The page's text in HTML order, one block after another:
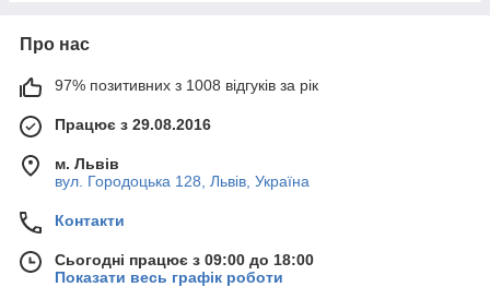
Про нас
97% позитивних з 1008 відгуків за рік
Працює з 29.08.2016
м. Львів
вул. Городоцька 128, Львів, Україна
Контакти
Сьогодні працює з 09:00 до 18:00
Показати весь графік роботи